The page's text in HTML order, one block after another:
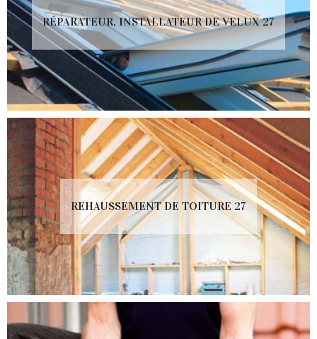
RÉPARATEUR, INSTALLATEUR DE VELUX 27
REHAUSSEMENT DE TOITURE 27